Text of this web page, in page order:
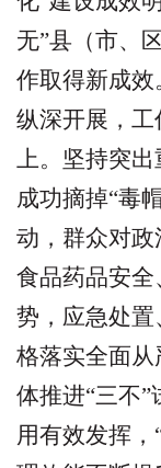
无”县（市、
作取得新成
纵深开展，
上。坚持突出
成功摘掉“毒
动，群众对
食品药品安
势，应急处
格落实全面
体推进“三不”
用有效发挥，